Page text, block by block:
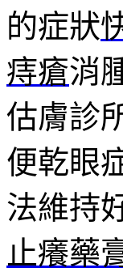
的症狀
痔瘡消
估膚診
便乾眼
法維持
止癢藥